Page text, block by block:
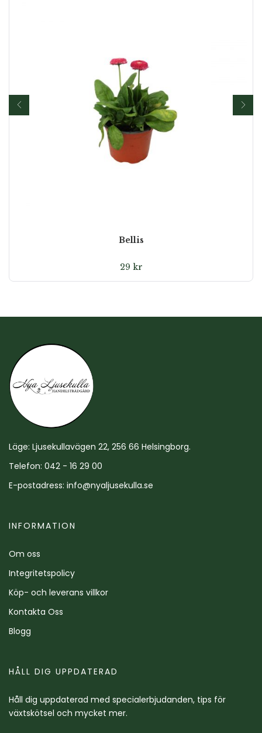
Bellis
29 kr
Läge: Ljusekullavägen 22, 256 66 Helsingborg.
Telefon: 042 - 16 29 00
E-postadress: info@nyaljusekulla.se
INFORMATION
Om oss
Integritetspolicy
Köp- och leverans villkor
Kontakta Oss
Blogg
HÅLL DIG UPPDATERAD
Håll dig uppdaterad med specialerbjudanden, tips för
växtskötsel och mycket mer.